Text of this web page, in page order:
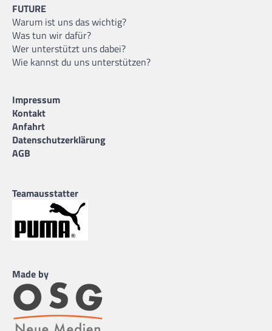
FUTURE
Warum ist uns das wichtig?
Was tun wir dafür?
Wer unterstützt uns dabei?
Wie kannst du uns unterstützen?
Impressum
Kontakt
Anfahrt
Datenschutzerklärung
AGB
Teamausstatter
Made by